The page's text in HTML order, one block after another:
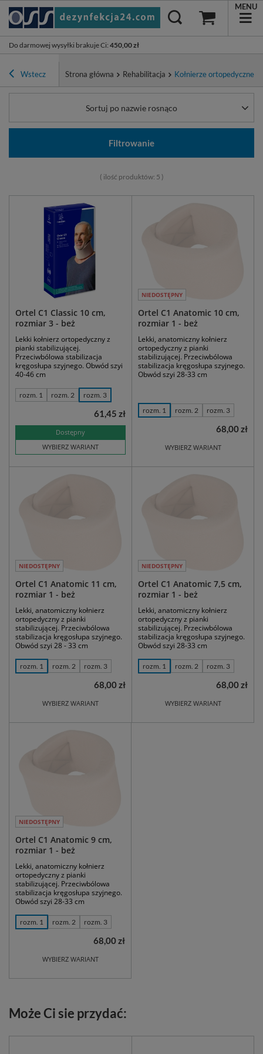
Do darmowej wysyłki brakuje Ci: 450,00 zł
MENU
Wstecz Strona główna Rehabilitacja Kołnierze ortopedyczne
Sortuj po nazwie rosnąco
Filtrowanie
( ilość produktów: 5 )
Ortel C1 Classic 10 cm,
rozmiar 3 - beż
Lekki kołnierz ortopedyczny z
pianki stabilizującej.
Przeciwbólowa stabilizacja
kręgosłupa szyjnego. Obwód szyi
40-46 cm
rozm. 1 rozm. 2 rozm. 3
Dostępny
WYBIERZ WARIANT
61,45 zł
NIEDOSTĘPNY
Ortel C1 Anatomic 10 cm,
rozmiar 1 - beż
Lekki, anatomiczny kołnierz
ortopedyczny z pianki
stabilizującej. Przeciwbólowa
stabilizacja kręgosłupa szyjnego.
Obwód szyi 28-33 cm
rozm. 1 rozm. 2 rozm. 3
WYBIERZ WARIANT
68,00 zł
NIEDOSTĘPNY
Ortel C1 Anatomic 11 cm,
rozmiar 1 - beż
Lekki, anatomiczny kołnierz
ortopedyczny z pianki
stabilizującej. Przeciwbólowa
stabilizacja kręgosłupa szyjnego.
Obwód szyi 28 - 33 cm
rozm. 1 rozm. 2 rozm. 3
WYBIERZ WARIANT
68,00 zł
NIEDOSTĘPNY
Ortel C1 Anatomic 7,5 cm,
rozmiar 1 - beż
Lekki, anatomiczny kołnierz
ortopedyczny z pianki
stabilizującej. Przeciwbólowa
stabilizacja kręgosłupa szyjnego.
Obwód szyi 28-33 cm
rozm. 1 rozm. 2 rozm. 3
WYBIERZ WARIANT
68,00 zł
NIEDOSTĘPNY
Ortel C1 Anatomic 9 cm,
rozmiar 1 - beż
Lekki, anatomiczny kołnierz
ortopedyczny z pianki
stabilizującej. Przeciwbólowa
stabilizacja kręgosłupa szyjnego.
Obwód szyi 28-33 cm
rozm. 1 rozm. 2 rozm. 3
WYBIERZ WARIANT
68,00 zł
Może Ci sie przydać: